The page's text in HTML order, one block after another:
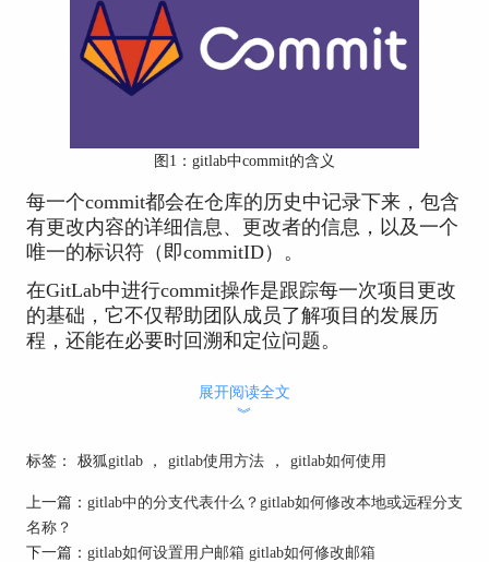
图1：gitlab中commit的含义
每一个commit都会在仓库的历史中记录下来，包含
有更改内容的详细信息、更改者的信息，以及一个
唯一的标识符（即commitID）。
在GitLab中进行commit操作是跟踪每一次项目更改
的基础，它不仅帮助团队成员了解项目的发展历
程，还能在必要时回溯和定位问题。
体内容，对项目的整体管理和后续的问题定位有着
二、gitlab如何修改commit描述
修改GitLab中的commit描述通常是因为原先的描述
无法准确反映提交的真实意图或包含了错误。
展开阅读全文
︾
标签： 极狐gitlab ， gitlab使用方法 ， gitlab如何使用
上一篇： gitlab中的分支代表什么？gitlab如何修改本地或远程分支
名称？
下一篇： gitlab如何设置用户邮箱 gitlab如何修改邮箱